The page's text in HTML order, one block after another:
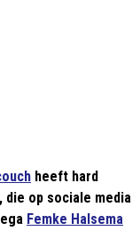
heeft hard
, die op sociale media
Femke Halsema